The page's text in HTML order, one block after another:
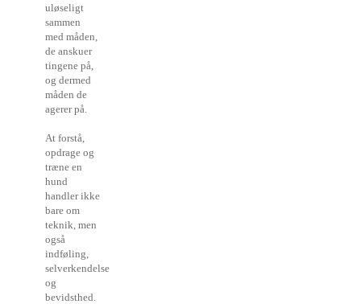
uløseligt
sammen
med måden,
de anskuer
tingene på,
og dermed
måden de
agerer på.
At forstå,
opdrage og
træne en
hund
handler ikke
bare om
teknik, men
også
indføling,
selverkendelse
og
bevidsthed.